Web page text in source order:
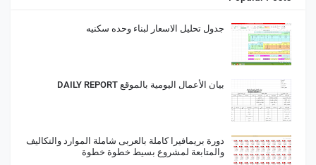
جدول تحليل الاسعار لبناء وحده سكنيه
بيان الأعمال اليومية بالموقع DAILY REPORT
دورة بريمافيرا كاملة بالعربى شاملة الموارد والتكاليف
والمتابعة لمشروع بسيط خطوة خطوة